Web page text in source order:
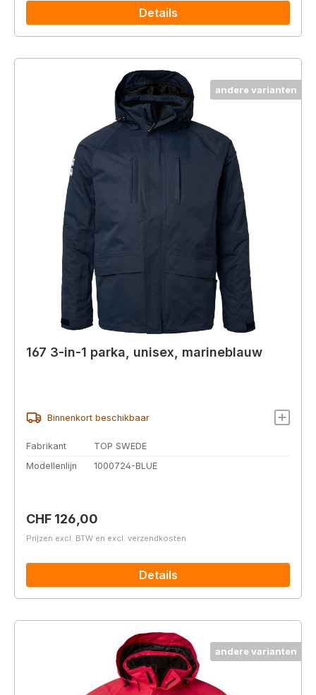
Details
andere varianten
167 3-in-1 parka, unisex, marineblauw
Binnenkort beschikbaar
Fabrikant
TOP SWEDE
Modellenlijn
1000724-BLUE
Normale prijs:
CHF 126,00
Prijzen excl. BTW en excl. verzendkosten
Details
andere varianten